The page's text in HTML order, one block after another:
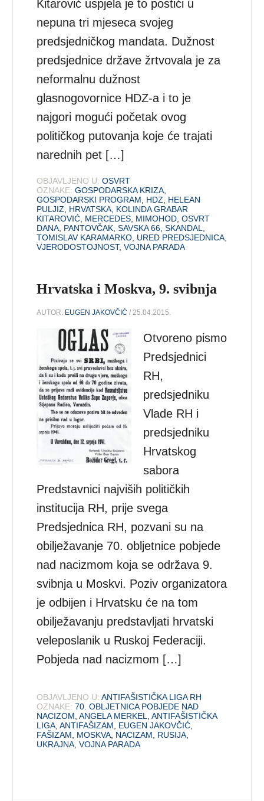
Kitarović uspjela je to postići u
nepuna tri mjeseca svojeg
predsjedničkog mandata. Dužnost
predsjednice države žrtvovala je za
neformalnu dužnost
glasnogovornice HDZ-a i to je
najgori mogući početak ovog
političkog putovanja koje će trajati
narednih pet […]
OBJAVLJENO U: OSVRT
OZNAKE: GOSPODARSKA KRIZA
GOSPODARSKI PROGRAM
HDZ
HELEAN
PULJIZ
HRVATSKA KOLINDA GRABAR
KITAROVIĆ MERCEDES MIMOHOD ,OSVRT
DANA PANTOVČAK ,SAVSKA 66 ,SKANDAL
TOMISLAV KARAMARKO URED PREDSJEDNICA
VJERODOSTOJNOST,VOJNA PARADA
Hrvatska i Moskva, 9. svibnja
AUTOR: EUGEN JAKOVČIĆ / 25.04.2015.
Otvoreno pismo
Predsjednici
RH,
predsjedniku
Vlade RH i
predsjedniku
Hrvatskog
sabora
Predstavnici najviših političkih
institucija RH, prije svega
Predsjednica RH, pozvani su na
obilježavanje 70. obljetnice pobjede
nad nacizmom koja se održava 9.
svibnja u Moskvi. Poziv organizatora
je odbijen i Hrvatsku će na tom
obilježavanju predstavljati hrvatski
veleposlanik u Ruskoj Federaciji.
Pobjeda nad nacizmom […]
OBJAVLJENO U: ANTIFAŠISTIČKA LIGA RH
OZNAKE: 70. OBLJETNICA POBJEDE NAD
NACIZOM,ANGELA MERKEL,ANTIFAŠISTIČKA
LIGA,ANTIFAŠIZAM, EUGEN JAKOVČIĆ,
FAŠIZAM, MOSKVA, NACIZAM, RUSIJA,
UKRAJNA,VOJNA PARADA